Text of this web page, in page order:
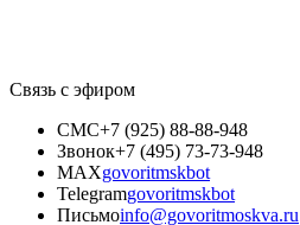
Связь с эфиром
СМС+7 (925) 88-88-948
Звонок+7 (495) 73-73-948
MAXgovoritmskbot
Telegramgovoritmskbot
Письмоinfo@govoritmoskva.ru